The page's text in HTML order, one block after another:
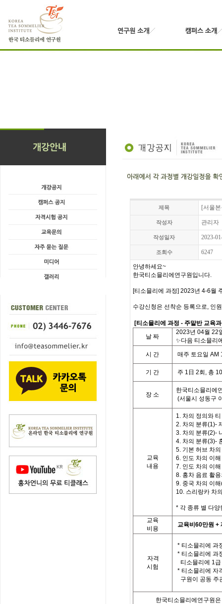
제목 [서울
작성자 관리자
작성일자 2023-
조회수 6247
안녕하세요~
한국티소믈리에연구원입니다.
[티소믈리에 과정] 2023년 4-6월
수강신청은 선착순 등록으로, 인
[티소믈리에 과정 - 주말반 교육
날 짜
2023년 04월 22
✨다음 티소믈리
시
간 매주 토요일 AM
기 간 주 1 日 2회 , 총 10
장 소
한국티소믈리에
(서울시 성동구
교육
내용
1. 차의 정의와
2. 차의 분류(1)-
3. 차의 분류(2)-
4. 차의 분류(3)-
5. 기본 허브 차
6. 인도 차의 이
7. 인도 차의 이
8. 홍차 음료 활
9. 중국 차의 이
10. 스리랑카 차
* 각 종류 별 다양
교육
비용
교육비 60만원 +
자격
시험
* 티소믈리에 과
* 티소믈리에 과
티소믈리에 1
* 티소믈리에 자
구원이 공동 주
한국티소믈리에연구원